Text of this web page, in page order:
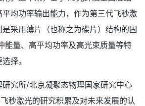
均功率输出能力，作为第三代飞秒激
采用薄片（也称之为碟片）结构的固
能量、高平均功率及高光束质量等特
择。
究所/北京凝聚态物理国家研究中心
秒激光的研究积累及对未来发展的认